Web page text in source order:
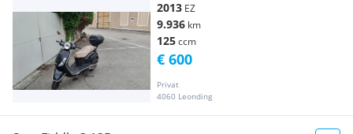
2013 EZ
9.936 km
125ccm
Privat
4060 Leonding
€ 600